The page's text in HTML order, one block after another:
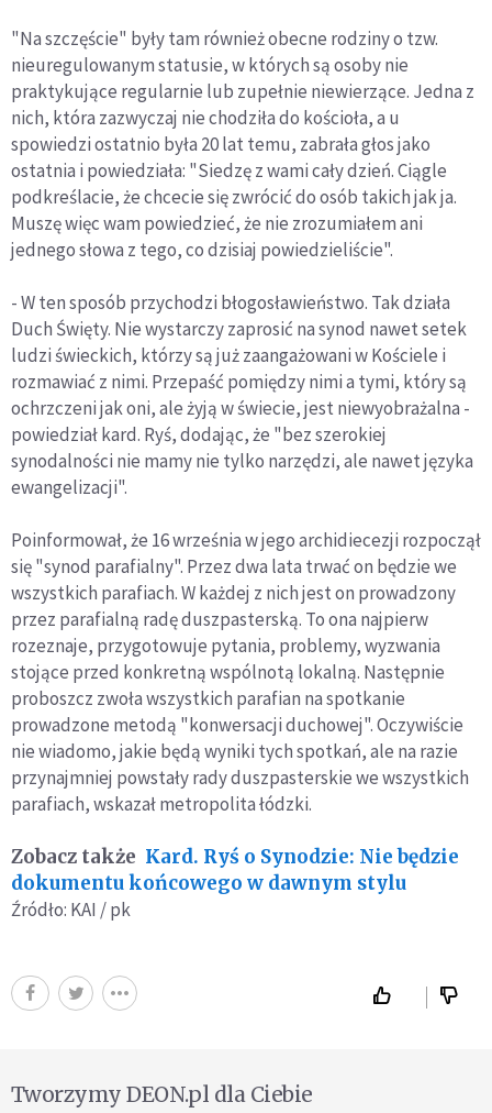
"Na szczęście" były tam również obecne rodziny o tzw.
nieuregulowanym statusie, w których są osoby nie
praktykujące regularnie lub zupełnie niewierzące. Jedna z
nich, która zazwyczaj nie chodziła do kościoła, a u
spowiedzi ostatnio była 20 lat temu, zabrała głos jako
ostatnia i powiedziała: "Siedzę z wami cały dzień. Ciągle
podkreślacie, że chcecie się zwrócić do osób takich jak ja.
Muszę więc wam powiedzieć, że nie zrozumiałem ani
jednego słowa z tego, co dzisiaj powiedzieliście".
- W ten sposób przychodzi błogosławieństwo. Tak działa
Duch Święty. Nie wystarczy zaprosić na synod nawet setek
ludzi świeckich, którzy są już zaangażowani w Kościele i
rozmawiać z nimi. Przepaść pomiędzy nimi a tymi, który są
ochrzczeni jak oni, ale żyją w świecie, jest niewyobrażalna -
powiedział kard. Ryś, dodając, że "bez szerokiej
synodalności nie mamy nie tylko narzędzi, ale nawet języka
ewangelizacji".
Poinformował, że 16 września w jego archidiecezji rozpoczął
się "synod parafialny". Przez dwa lata trwać on będzie we
wszystkich parafiach. W każdej z nich jest on prowadzony
przez parafialną radę duszpasterską. To ona najpierw
rozeznaje, przygotowuje pytania, problemy, wyzwania
stojące przed konkretną wspólnotą lokalną. Następnie
proboszcz zwoła wszystkich parafian na spotkanie
prowadzone metodą "konwersacji duchowej". Oczywiście
nie wiadomo, jakie będą wyniki tych spotkań, ale na razie
przynajmniej powstały rady duszpasterskie we wszystkich
parafiach, wskazał metropolita łódzki.
Zobacz także Kard. Ryś o Synodzie: Nie będzie
dokumentu końcowego w dawnym stylu
Źródło: KAI / pk
Tworzymy DEON.pl dla Ciebie